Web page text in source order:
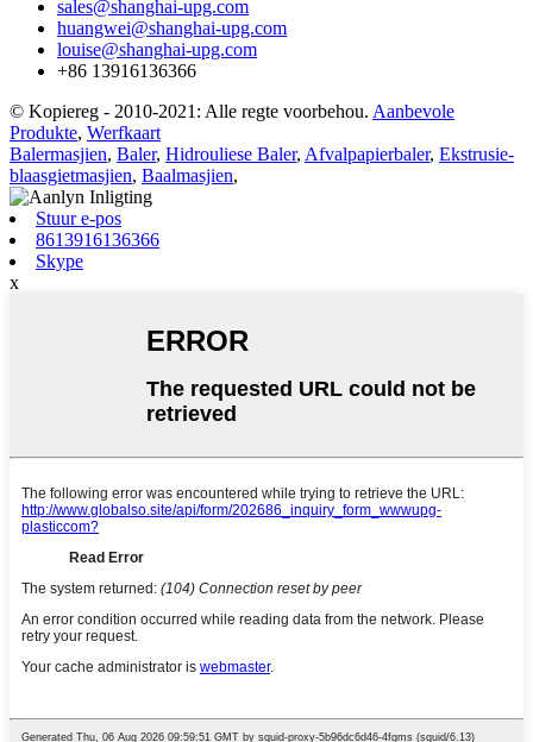
sales@shanghai-upg.com
huangwei@shanghai-upg.com
louise@shanghai-upg.com
+86 13916136366
© Kopiereg - 2010-2021: Alle regte voorbehou. Aanbevole
Produkte, Werfkaart
Balermasjien, Baler, Hidrouliese Baler, Afvalpapierbaler, Ekstrusie-
blaasgietmasjien, Baalmasjien,
Stuur e-pos
8613916136366
Skype
x